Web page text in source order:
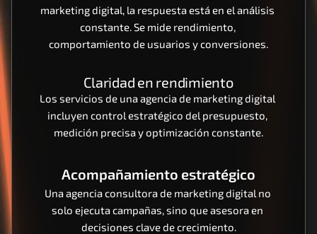
marketing digital, la respuesta está en el análisis
constante. Se mide rendimiento,
comportamiento de usuarios y conversiones.
Claridad en rendimiento
Los servicios de una agencia de marketing digital
incluyen control estratégico del presupuesto,
medición precisa y optimización constante.
Acompañamiento estratégico
Una agencia consultora de marketing digital no
solo ejecuta campañas, sino que asesora en
decisiones clave de crecimiento.